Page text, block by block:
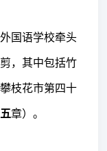
国语学校牵头
，其中包括竹
枝花市第四十
五章）。